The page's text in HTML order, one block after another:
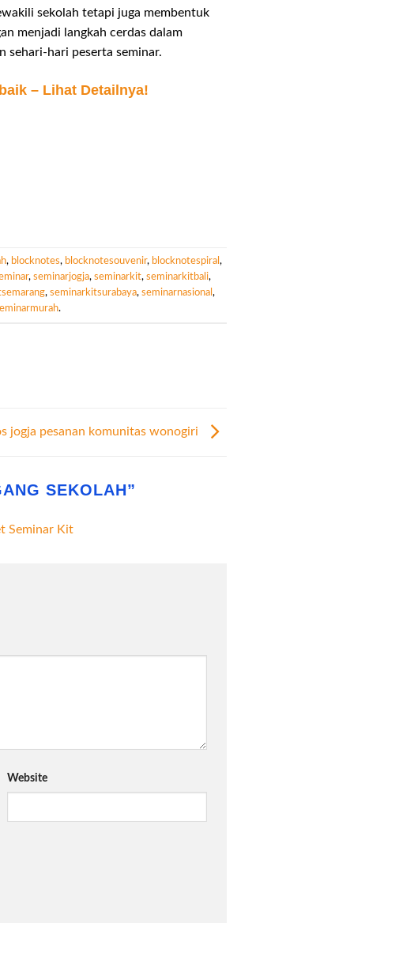
sekolah tetapi juga membentuk
menjadi langkah cerdas dalam
sehari-hari peserta seminar.
– Lihat Detailnya!
, blocknotes, blocknotesouvenir, blocknotespiral ,
, seminarjogja, seminarkit, seminarkitbali,
, seminarkitsurabaya, seminarnasional ,
.
jogja pesanan komunitas wonogiri
SEKOLAH”
Seminar Kit
Website